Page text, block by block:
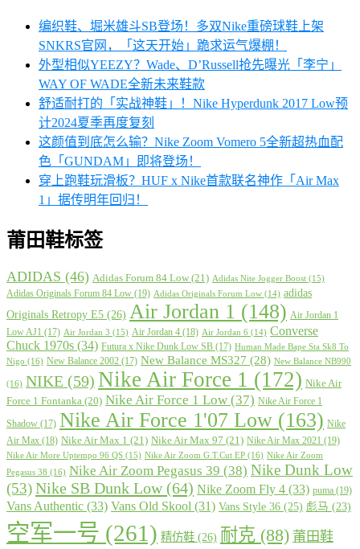
编织鞋、堀米雄斗SB登场！多双Nike重磅球鞋上架
SNKRS官网，「这天开始」跪求运气爆棚！
外型相似YEEZY？Wade、D’Russell抢先曝光「李宁」
WAY OF WADE全新未来鞋款
舒适耐打的「实战神鞋」！Nike Hyperdunk 2017 Low预
计2024夏季再度复刻
这颜值到底怎么输？Nike Zoom Vomero 5全新超热血配
色「GUNDAM」即将登场！
穿上跑鞋玩滑板？HUF x Nike首款联名神作「Air Max
1」据传明年回归！
莆田鞋标签
ADIDAS (46) Adidas Forum 84 Low (21) Adidas Nite Jogger Boost (15)
Adidas Originals Forum 84 Low (19) Adidas Originals Forum Low (14) adidas
Originals Retropy E5 (26) Air Jordan 1 (148) Air Jordan 1
Low AJ1 (17) Air Jordan 3 (15) Air Jordan 4 (18) Air Jordan 6 (14) Converse
Chuck 1970s (34) Futura x Nike Dunk Low SB (17) Human Made Bape Sta Sk8 To
Nigo (16) New Balance 2002 (17) New Balance MS327 (28) New Balance NB990
(16) NIKE (59) Nike Air Force 1 (172) Nike Air
Force 1 Fontanka (20) Nike Air Force 1 Low (37) Nike Air Force 1
Shadow (17) Nike Air Force 1'07 Low (163) Nike
Air Max (18) Nike Air Max 1 (21) Nike Air Max 97 (21) Nike Air Max 2021 (19)
Nike Air More Uptempo 96 QS (15) Nike Air Zoom G.T.Cut EP (16) Nike Air Zoom
Pegasus 38 (16) Nike Air Zoom Pegasus 39 (38) Nike Dunk Low
(53)Nike SB Dunk Low(64) Nike Zoom Fly 4 (33) puma (19)
Vans Authentic (33) Vans Old Skool (31) Vans Style 36 (25) 彪马 (23)
空军一号 (261) 精仿鞋 (26) 耐克 (88) 莆田鞋